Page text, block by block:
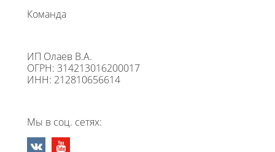
Команда
ИП Олаев В.А.
ОГРН: 314213016200017
ИНН: 212810656614
Мы в соц. сетях: